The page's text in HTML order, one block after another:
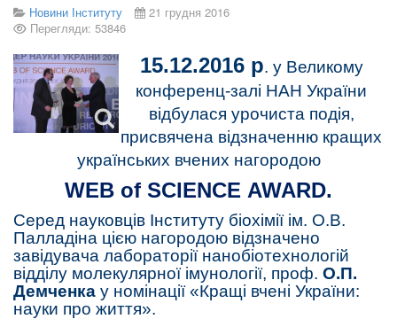
Новини Інституту
21 грудня 2016
Перегляди: 53846
15.12.2016 р. у Великому
конференц-залі НАН України
відбулася урочиста подія,
присвячена відзначенню кращих
українських вчених нагородою
WEB of SCIENCE AWARD.
Серед науковців Інституту біохімії ім. О.В.
Палладіна цією нагородою відзначено
завідувача лабораторії нанобіотехнологій
відділу молекулярної імунології, проф. О.П.
Демченка у номінації «Кращі вчені України:
науки про життя».